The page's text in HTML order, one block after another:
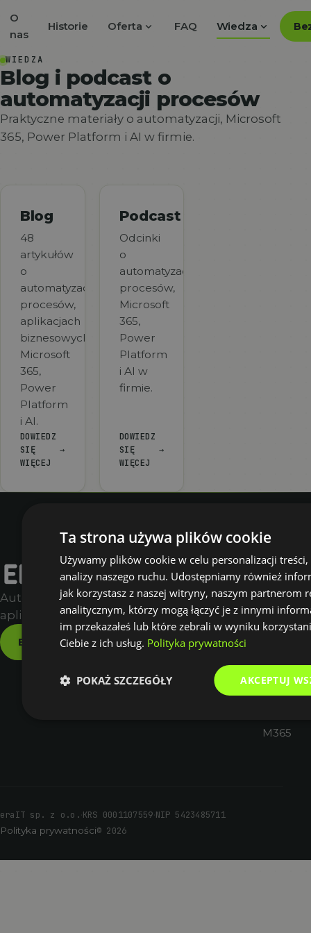
O
nas
Historie Oferta expand_more FAQ Wiedza expand_more
WIEDZA
Blog i podcast o
automatyzacji procesów
Praktyczne materiały o automatyzacji, Microsoft
365, Power Platform i AI w firmie.
Blog
48
artykułów
o
automatyzacji
procesów,
aplikacjach
biznesowych,
Microsoft
365,
Power
Platform
i AI.
DOWIEDZ
SIĘ
WIĘCEJ
→
Podcast
Odcinki
o
automatyzacji
procesów,
Microsoft
365,
Power
Platform
i AI w
firmie.
DOWIEDZ
SIĘ
WIĘCEJ
→
Automatyzujemy procesy,
aplikacje i AI.
Bezpłatna konsultacja →
FIRMA
O
nas
Oferta
Historie
klientów
Kontakt
WIEDZA
FAQ
Blog
Podcast
Szkolenia
M365
↗
OFERTA
Warsztat
AI
M365
↗
M365
↗
↗
↗
↗
eraIT sp. z o.o. KRS 0001107559 NIP 5423485711
Polityka prywatności© 2026
Ta strona używa plików cookie
Używamy plików cookie w celu personalizacji
analizy naszego ruchu. Udostępniamy również
jak korzystasz z naszej witryny, naszym partnerom
analitycznym, którzy mogą łączyć je z innymi
im przekazałeś lub które zebrali w wyniku
Ciebie z ich usług. Polityka prywatności
AKCEPTUJ
POKAŻ SZCZEGÓŁY